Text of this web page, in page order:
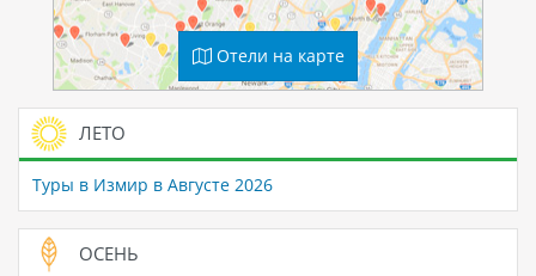
Отели на карте
ЛЕТО
Туры в Измир в Августе 2026
ОСЕНЬ